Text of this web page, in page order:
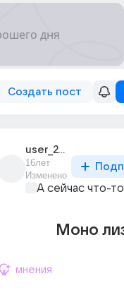
Создать пост
user_24279104
16лет
Изменено
А сейчас что-
Моно
мнения